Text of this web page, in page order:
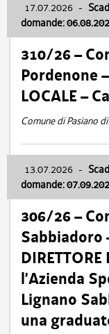
17.07.2026 -
domande:
310/26 –
Pordenone
LOCALE –
Comune di Pasiano
13.07.2026 -
domande:
306/26 –
Sabbiadoro
l’Azienda
Lignano
una